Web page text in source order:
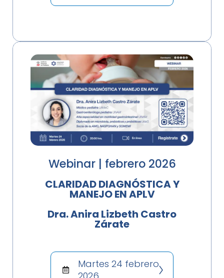
Webinar | febrero 2026
CLARIDAD DIAGNÓSTICA Y
MANEJO EN APLV
Dra. Anira Lizbeth Castro
Zárate
Martes 24 febrero